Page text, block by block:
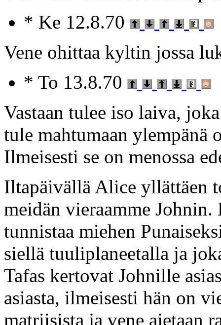
* Ke 12.8.70
Vene ohittaa kyltin jossa
* To 13.8.70
Vastaan tulee iso laiva,
tule mahtumaan ylempänä
Ilmeisesti se on menossa
Iltapäivällä Alice yllättäen
meidän vieraamme
tunnistaa miehen
siellä tuuliplaneetalla ja
Tafas kertovat Johnille
asiasta, ilmeisesti hän on
matriisista ja vene ajetaan